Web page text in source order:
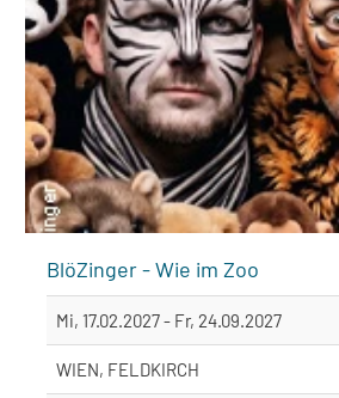
BlöZinger - Wie im Zoo
Mi, 17.02.2027 - Fr, 24.09.2027
WIEN, FELDKIRCH